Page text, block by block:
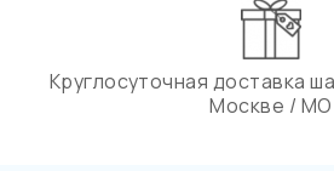
Круглосуточная доставка
Москве / МО